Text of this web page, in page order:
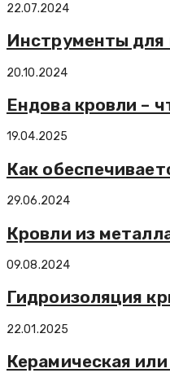
22.07.2024
Инструменты для
20.10.2024
Ендова кровли –
19.04.2025
Как
29.06.2024
Кровли из
09.08.2024
Гидроизоляция
22.01.2025
Керамическая